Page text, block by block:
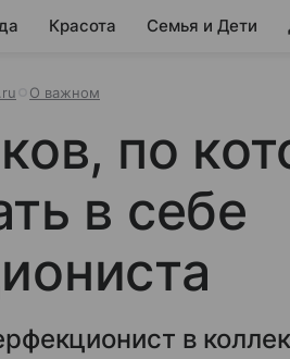
Красота Семья и Дети
О важном
по
в себе
в